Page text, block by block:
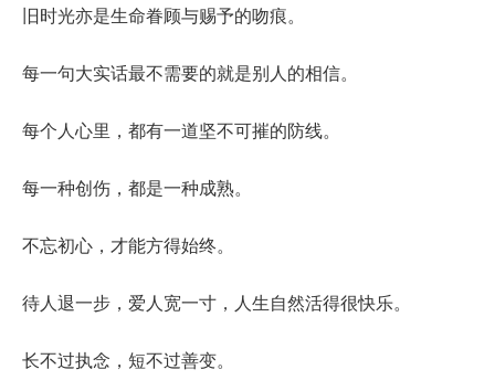
旧时光亦是生命眷顾与赐予的吻痕。
每一句大实话最不需要的就是别人的相信。
每个人心里，都有一道坚不可摧的防线。
每一种创伤，都是一种成熟。
不忘初心，才能方得始终。
待人退一步，爱人宽一寸，人生自然活得很快乐。
长不过执念，短不过善变。